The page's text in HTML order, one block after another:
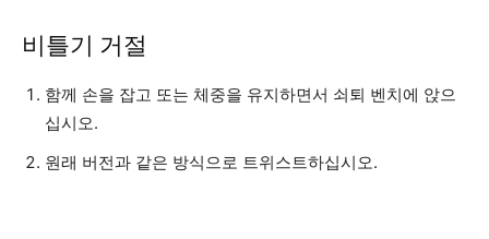
비틀기 거절
함께 손을 잡고 또는 체중을 유지하면서 쇠퇴 벤치에 앉으
십시오.
원래 버전과 같은 방식으로 트위스트하십시오.